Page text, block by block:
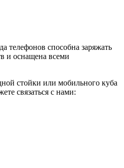
телефонов способна заряжать
и оснащена всеми
стойки или мобильного куба
связаться с нами: